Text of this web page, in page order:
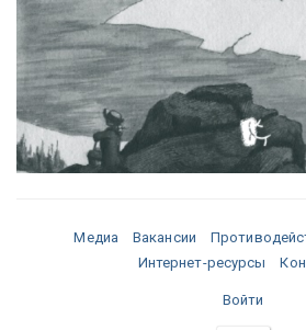
Медиа Вакансии
Интернет-ресурсы
Войти